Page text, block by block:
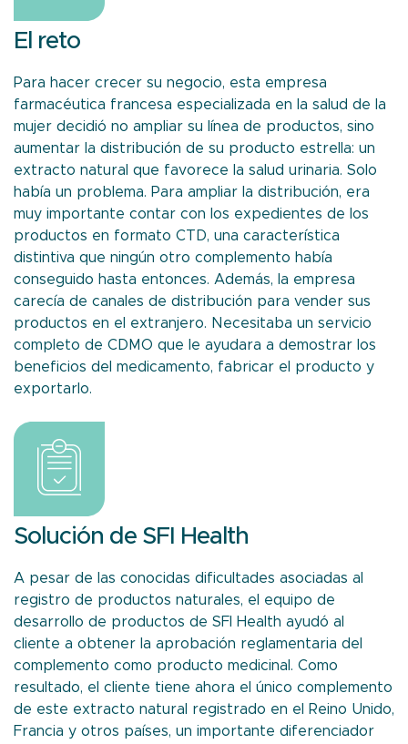
El reto
Para hacer crecer su negocio, esta empresa
farmacéutica francesa especializada en la salud de la
mujer decidió no ampliar su línea de productos, sino
aumentar la distribución de su producto estrella: un
extracto natural que favorece la salud urinaria. Solo
había un problema. Para ampliar la distribución, era
muy importante contar con los expedientes de los
productos en formato CTD, una característica
distintiva que ningún otro complemento había
conseguido hasta entonces. Además, la empresa
carecía de canales de distribución para vender sus
productos en el extranjero. Necesitaba un servicio
completo de CDMO que le ayudara a demostrar los
beneficios del medicamento, fabricar el producto y
exportarlo.
Solución de SFI Health
A pesar de las conocidas dificultades asociadas al
registro de productos naturales, el equipo de
desarrollo de productos de SFI Health ayudó al
cliente a obtener la aprobación reglamentaria del
complemento como producto medicinal. Como
resultado, el cliente tiene ahora el único complemento
de este extracto natural registrado en el Reino Unido,
Francia y otros países, un importante diferenciador